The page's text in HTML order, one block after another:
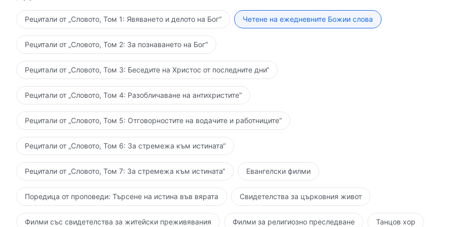
направил това, което Бог изисква от него, тогава той трябва да бъде наказан. Ако хората не изпълняват
Божиите изисквания, то това се дължи на човешкото непокорство, а не означава, че Бог не е бил
достатъчно задълбочен в работата Си. Всички онези, които не могат да приложат Божиите слова на
практика, онези, които не могат да изпълнят Божиите изисквания, както и онези, които не могат да
дадат своята вярност и да изпълнят своя дълг, ще бъдат наказани. Днес това, което вие трябва да
постигнете, не е допълнително изискване, а дълг на човека и това, което трябва да се прави от всички
хора. Ако не можете да изпълнявате дълга си или не можете да правите това добре, няма ли да си
навлечете беди? Не си ли играете със смъртта? Как можете да очаквате, че все още имате бъдеще и
перспективи? Божието дело се извършва заради човечеството, а сътрудничеството на човека се дава
в името на Божието управление. След като Бог е направил всичко, което е трябвало да направи, от
човека се изисква да бъде всеотдаен в своята практика и да съдейства на Бог. В делото на Бог човекът
не бива да пести усилия, той трябва да предлага своята вярност и не трябва да се отдава на
многобройни представи или да седи пасивно и да чака смъртта. Бог може да се пожертва за човека,
така че защо човекът да не може да предложи своята вярност на Бог? Бог има едно сърце и един ум
към човека, така че защо човекът да не може да предложи малко сътрудничество? Бог работи за
човечеството, така че защо човек да не може да изпълни част от дълга си в името на Божието
управление? Божието дело е стигнало толкова далеч, но вие все още само виждате, но не действате,
Рецитали от „Словото, Том 1: Явяването и делото на Бог“ Четене на ежедневните Божии слова
Рецитали от „Словото, Том 2: За познаването на Бог“
Рецитали от „Словото, Том 3: Беседите на Христос от последните дни“
Рецитали от „Словото, Том 4: Разобличаване на антихристите“
Рецитали от „Словото, Том 5: Отговорностите на водачите и работниците“
Рецитали от „Словото, Том 6: За стремежа към истината“
Рецитали от „Словото, Том 7: За стремежа към истината“ Евангелски филми
Поредица от проповеди: Търсене на истина във вярата Свидетелства за църковния живот
Филми със свидетелства за житейски преживявания Филми за религиозно преследване Танцов хор